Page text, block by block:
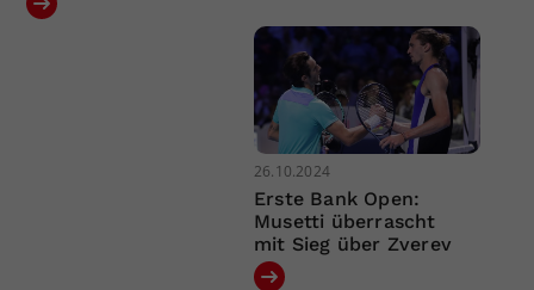
26.10.2024
Erste Bank Open:
Musetti überrascht
mit Sieg über Zverev